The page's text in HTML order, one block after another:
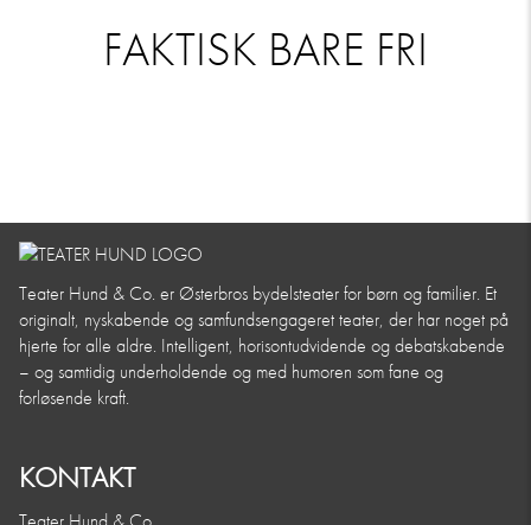
FAKTISK BARE FRI
Teater Hund & Co. er Østerbros bydelsteater for børn og familier. Et
originalt, nyskabende og samfundsengageret teater, der har noget på
hjerte for alle aldre. Intelligent, horisontudvidende og debatskabende
– og samtidig underholdende og med humoren som fane og
forløsende kraft.
KONTAKT